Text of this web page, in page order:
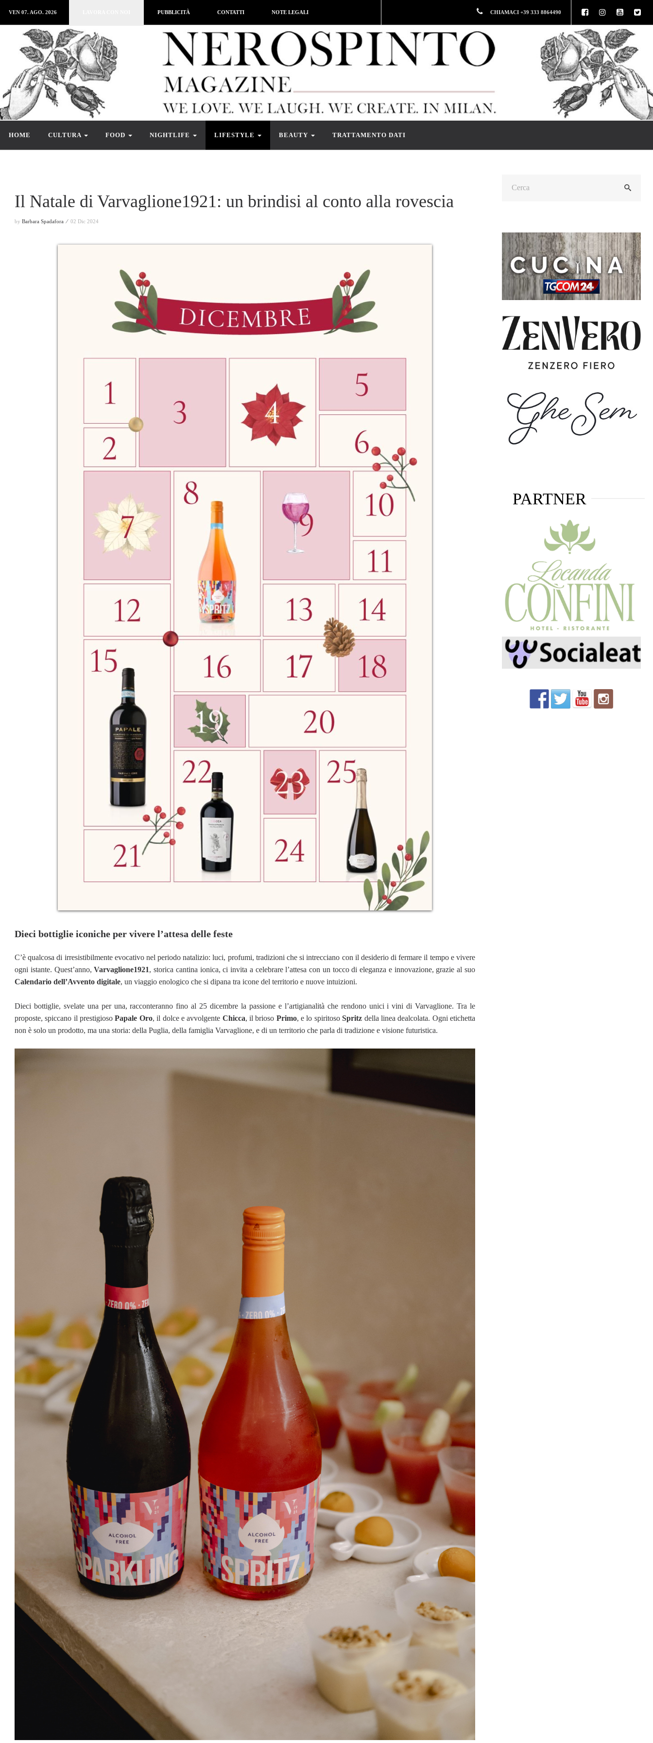
VEN 07. AGO. 2026 PUBBLICITÀ CONTATTI NOTE LEGALI CHIAMACI +39 333 8864490
HOME CULTURA FOOD NIGHTLIFE LIFESTYLE BEAUTY TRATTAMENTO DATI
Il Natale di Varvaglione1921: un brindisi al conto alla rovescia
by Barbara Spadafora ⁄ 02 Dic 2024
Dieci bottiglie iconiche per vivere l’attesa delle feste
C’è qualcosa di irresistibilmente evocativo nel periodo natalizio: luci, profumi, tradizioni che si intrecciano con il desiderio di fermare il tempo e vivere
ogni istante. Quest’anno,Varvaglione1921, storica cantina ionica, ci invita a celebrare l’attesa con un tocco di eleganza e innovazione, grazie al suo
Calendario dell’Avvento digitale, un viaggio enologico che si dipana tra icone del territorio e nuove intuizioni.
Dieci bottiglie, svelate una per una, racconteranno fino al 25 dicembre la passione e l’artigianalità che rendono unici i vini di Varvaglione. Tra le
proposte, spiccano il prestigiosoPapale Oro, il dolce e avvolgente Chicca, il brioso Primo, e lo spiritosoSpritz della linea dealcolata. Ogni etichetta
non è solo un prodotto, ma una storia: della Puglia, della famiglia Varvaglione, e di un territorio che parla di tradizione e visione futuristica.
PARTNER